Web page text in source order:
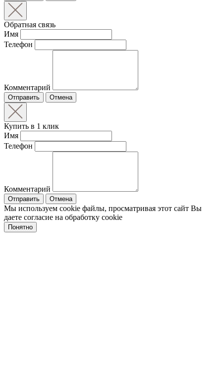
Обратная связь
Имя
Телефон
Комментарий
Отправить Отмена
Купить в 1 клик
Имя
Телефон
Комментарий
Отправить Отмена
Мы используем cookie файлы, просматривая этот сайт Вы
даете согласие на обработку cookie
Понятно